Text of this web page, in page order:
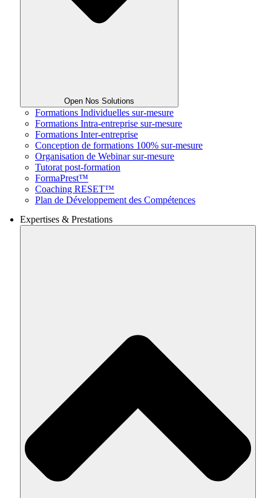
Open Nos Solutions
Formations Individuelles sur-mesure
Formations Intra-entreprise sur-mesure
Formations Inter-entreprise
Conception de formations 100% sur-mesure
Organisation de Webinar sur-mesure
Tutorat post-formation
FormaPrest™
Coaching RESET™
Plan de Développement des Compétences
Expertises & Prestations